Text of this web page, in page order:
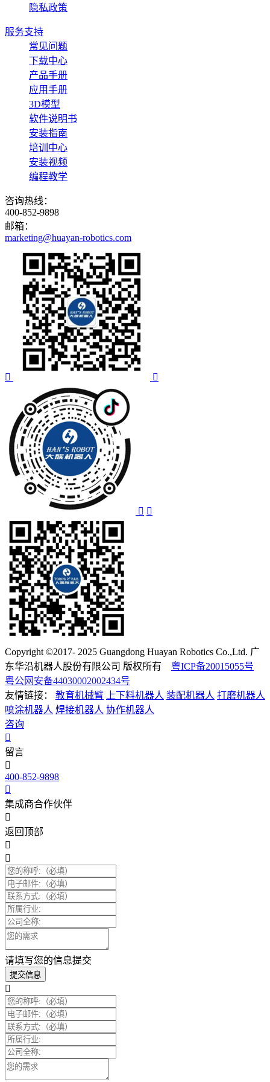
隐私政策
服务支持
常见问题
下载中心
产品手册
应用手册
3D模型
软件说明书
安装指南
培训中心
安装视频
编程教学
咨询热线：
400-852-9898
邮箱：
marketing@huayan-robotics.com
Copyright ©2017- 2025 Guangdong Huayan Robotics Co.,Ltd. 广
东华沿机器人股份有限公司 版权所有 粤ICP备20015055号
粤公网安备44030002002434号
友情链接：
教育机械臂 上下料机器人 装配机器人 打磨机器人
喷涂机器人 焊接机器人 协作机器人
咨询
留言
400-852-9898
集成商合作伙伴
返回顶部
请填写您的信息提交
提交信息